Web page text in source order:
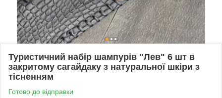
Туристичний набір шампурів "Лев" 6 шт в
закритому сагайдаку з натуральної шкіри з
тісненням
Готово до відправки